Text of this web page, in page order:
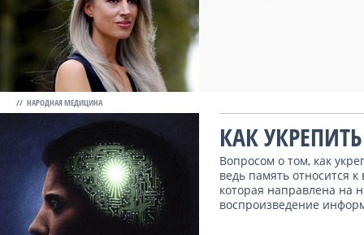
// НАРОДНАЯ МЕДИЦИНА
КАК
Вопросом о том, как
ведь память относится
которая направлена на
воспроизведение